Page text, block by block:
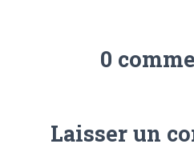
0
Laisser un